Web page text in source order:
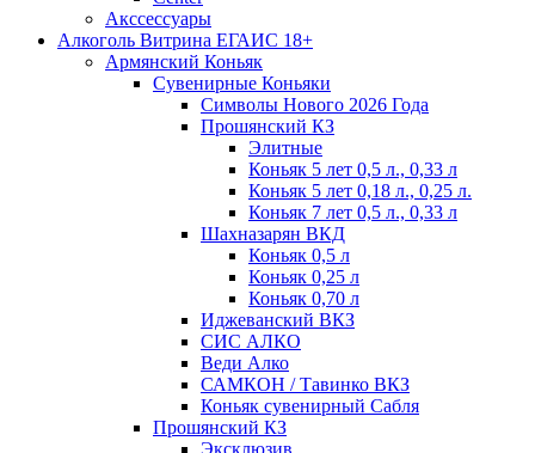
Акссессуары
Алкоголь Витрина ЕГАИС 18+
Армянский Коньяк
Сувенирные Коньяки
Символы Нового 2026 Года
Прошянский КЗ
Элитные
Коньяк 5 лет 0,5 л., 0,33 л
Коньяк 5 лет 0,18 л., 0,25 л.
Коньяк 7 лет 0,5 л., 0,33 л
Шахназарян ВКД
Коньяк 0,5 л
Коньяк 0,25 л
Коньяк 0,70 л
Иджеванский ВКЗ
СИС АЛКО
Веди Алко
САМКОН / Тавинко ВКЗ
Коньяк сувенирный Сабля
Прошянский КЗ
Эксклюзив